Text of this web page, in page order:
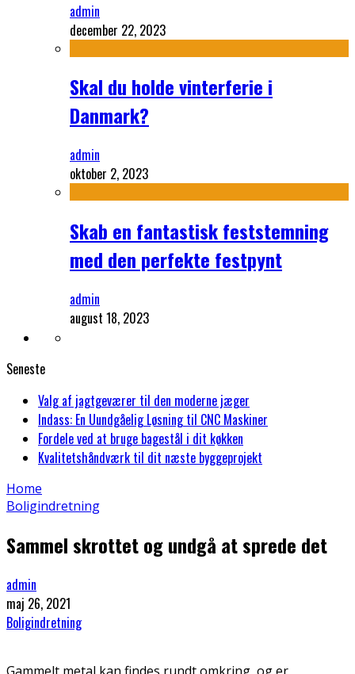
admin
december 22, 2023
Skal du holde vinterferie i
Danmark?
admin
oktober 2, 2023
Skab en fantastisk feststemning
med den perfekte festpynt
admin
august 18, 2023
Seneste
Valg af jagtgeværer til den moderne jæger
Indass: En Uundgåelig Løsning til CNC Maskiner
Fordele ved at bruge bagestål i dit køkken
Kvalitetshåndværk til dit næste byggeprojekt
Home
Boligindretning
Sammel skrottet og undgå at sprede det
admin
maj 26, 2021
Boligindretning